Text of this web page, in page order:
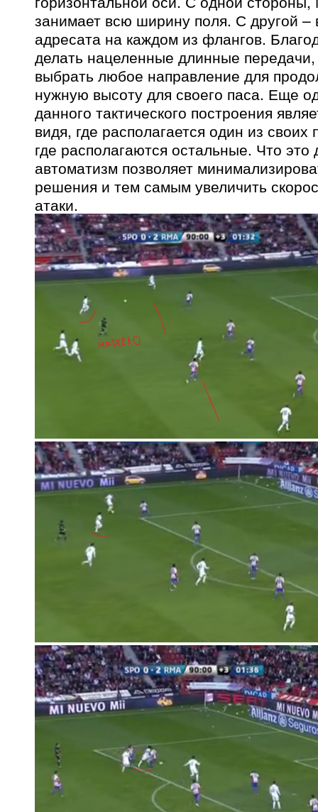
занимает всю ширину поля. С другой –
адресата на каждом из флангов.
делать нацеленные длинные
выбрать любое направление для
нужную высоту для своего паса. Еще
данного тактического построения
видя, где располагается один из своих
где располагаются остальные. Что
автоматизм позволяет
решения и тем самым увеличить
атаки.